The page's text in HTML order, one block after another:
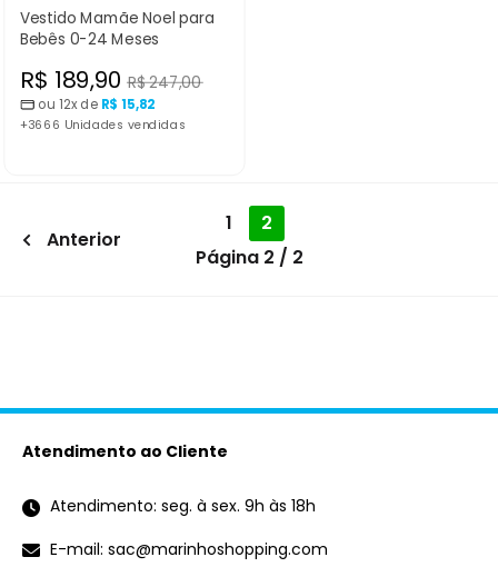
Vestido Mamãe Noel para
Bebês 0-24 Meses
Preço
normal
R$ 247,00
Preço
promocional
R$ 189,90
ou 12x de R$ 15,82
+3666 Unidades vendidas
Anterior
1
2
Página 2 / 2
Atendimento ao Cliente
Atendimento: seg. à sex. 9h às 18h
E-mail: sac@marinhoshopping.com